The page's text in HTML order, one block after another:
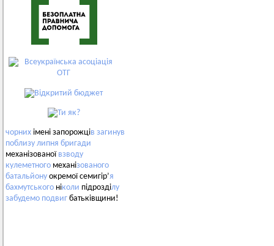
чорних імені запорожців загинув
поблизу липня бригади
механізованої взводу
кулеметного механізованого
батальйону окремої семигір’я
бахмутського ніколи підрозділу
забудемо подвиг батьківщини!